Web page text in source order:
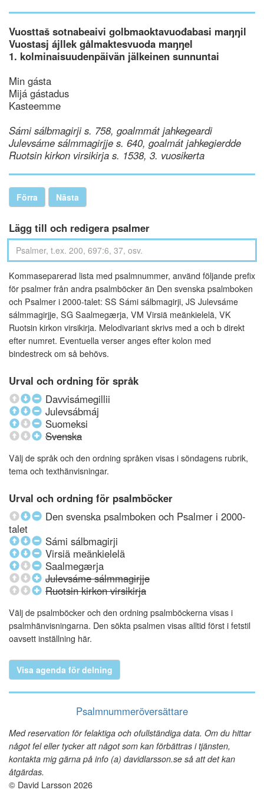
Vuosttaš sotnabeaivi golbmaoktavuođabasi maŋŋil
Vuostasj ájllek gålmaktesvuoda maŋŋel
1. kolminaisuudenpäivän jälkeinen sunnuntai
Min gásta
Mijá gástadus
Kasteemme
Sámi sálbmagirji s. 758, goalmmát jahkegeardi
Julevsáme sálmmagirjje s. 640, goalmát jahkegierdde
Ruotsin kirkon virsikirja s. 1538, 3. vuosikerta
Förra Nästa
Lägg till och redigera psalmer
Kommaseparerad lista med psalmnummer, använd följande prefix
för psalmer från andra psalmböcker än Den svenska psalmboken
och Psalmer i 2000-talet: SS Sámi sálbmagirji, JS Julevsáme
sálmmagirjje, SG Saalmegærja, VM Virsiä meänkielelä, VK
Ruotsin kirkon virsikirja. Melodivariant skrivs med a och b direkt
efter numret. Eventuella verser anges efter kolon med
bindestreck om så behövs.
Urval och ordning för språk
Davvisámegillii
Julevsábmáj
Suomeksi
Svenska
Välj de språk och den ordning språken visas i söndagens rubrik,
tema och texthänvisningar.
Urval och ordning för psalmböcker
Den svenska psalmboken och Psalmer i 2000-
talet
Sámi sálbmagirji
Virsiä meänkielelä
Saalmegærja
Julevsáme sálmmagirjje
Ruotsin kirkon virsikirja
Välj de psalmböcker och den ordning psalmböckerna visas i
psalmhänvisningarna. Den sökta psalmen visas alltid först i fetstil
oavsett inställning här.
Visa agenda för delning
Psalmnummeröversättare
Med reservation för felaktiga och ofullständiga data. Om du hittar
något fel eller tycker att något som kan förbättras i tjänsten,
kontakta mig gärna på info (a) davidlarsson.se så att det kan
åtgärdas.
© David Larsson 2026